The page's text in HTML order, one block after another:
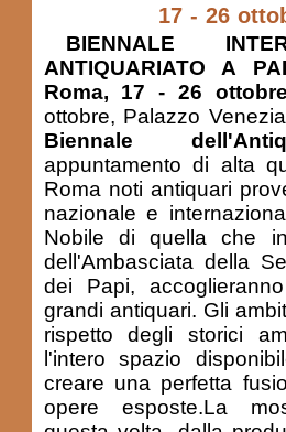
17 - 26
BIENNALE
ANTIQUARIATO A
Roma, 17 - 26
ottobre, Palazzo
Biennale
appuntamento di alta
Roma noti antiquari
nazionale e
Nobile di quella che
dell'Ambasciata della
dei Papi,
grandi antiquari. Gli
rispetto degli storici
l'intero spazio
creare una perfetta
opere esposte.La